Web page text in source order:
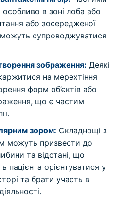
в зоні лоба або
або зосередженої
можуть супроводжуватися
зображення: Деякі
на мерехтіння
форм об’єктів або
що є частим
зором: Складнощі з
можуть призвести до
та відстані, що
пацієнта орієнтуватися у
та брати участь в